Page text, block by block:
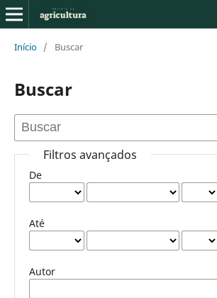
Início / Buscar
Buscar
Filtros avançados
De
Até
Autor